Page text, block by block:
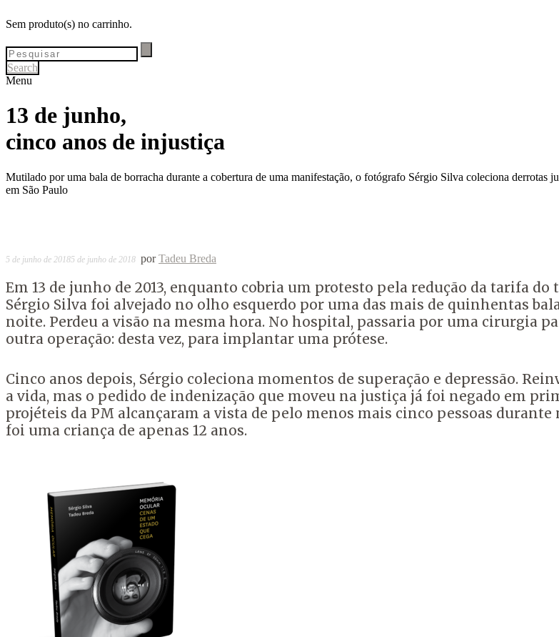
Sem produto(s) no carrinho.
Search
Menu
13 de junho,
cinco anos de injustiça
Mutilado por uma bala de borracha durante a cobertura de uma manifestação, o fotógrafo Sérgio Silva coleciona derrotas
em São Paulo
5 de junho de 20185 de junho de 2018 porTadeu Breda
Em 13 de junho de 2013, enquanto cobria um protesto pela redução da tarifa
Sérgio Silva foi alvejado no olho esquerdo por uma das mais de quinhentas
noite. Perdeu a visão na mesma hora. No hospital, passaria por uma cirurgia
outra operação: desta vez, para implantar uma prótese.
Cinco anos depois, Sérgio coleciona momentos de superação e depressão.
a vida, mas o pedido de indenização que moveu na justiça já foi negado em
projéteis da PM alcançaram a vista de pelo menos mais cinco pessoas
foi uma criança de apenas 12 anos.